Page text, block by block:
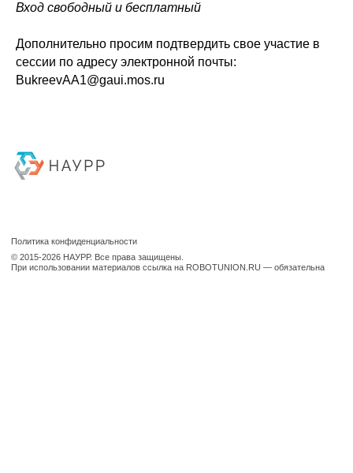
Вход свободный и бесплатный
Дополнительно просим подтвердить свое участие в
сессии по адресу электронной почты:
BukreevAA1@gaui.mos.ru